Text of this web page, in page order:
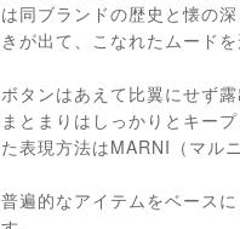
は同ブランドの歴史と懐の
きが出て、こなれたムード
ボタンはあえて比翼にせず
まとまりはしっかりとキー
た表現方法はMARNI（マル
普遍的なアイテムをベース